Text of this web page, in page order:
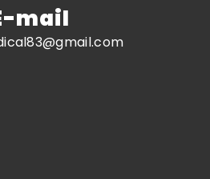
mail